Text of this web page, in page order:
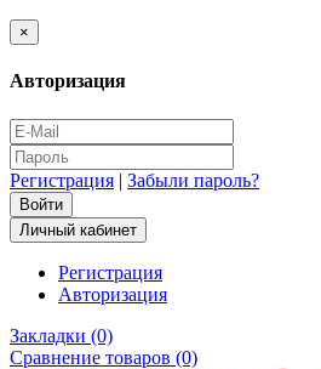
×
Авторизация
Регистрация | Забыли пароль?
Личный кабинет
Регистрация
Авторизация
Закладки (0)
Сравнение товаров (0)